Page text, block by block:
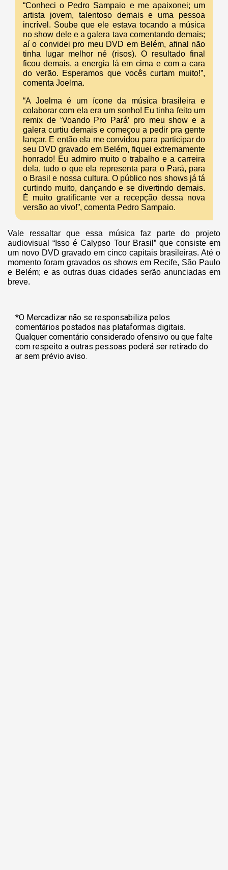
“Conheci o Pedro Sampaio e me apaixonei; um
artista jovem, talentoso demais e uma pessoa
incrível. Soube que ele estava tocando a música
no show dele e a galera tava comentando demais;
aí o convidei pro meu DVD em Belém, afinal não
tinha lugar melhor né (risos). O resultado final
ficou demais, a energia lá em cima e com a cara
do verão. Esperamos que vocês curtam muito!”,
comenta Joelma.
“A Joelma é um ícone da música brasileira e
colaborar com ela era um sonho! Eu tinha feito um
remix de ‘Voando Pro Pará’ pro meu show e a
galera curtiu demais e começou a pedir pra gente
lançar. E então ela me convidou para participar do
seu DVD gravado em Belém, fiquei extremamente
honrado! Eu admiro muito o trabalho e a carreira
dela, tudo o que ela representa para o Pará, para
o Brasil e nossa cultura. O público nos shows já tá
curtindo muito, dançando e se divertindo demais.
É muito gratificante ver a recepção dessa nova
versão ao vivo!”, comenta Pedro Sampaio.
Vale ressaltar que essa música faz parte do projeto
audiovisual “Isso é Calypso Tour Brasil” que consiste em
um novo DVD gravado em cinco capitais brasileiras. Até o
momento foram gravados os shows em Recife, São Paulo
e Belém; e as outras duas cidades serão anunciadas em
breve.
*O Mercadizar não se responsabiliza pelos
comentários postados nas plataformas digitais.
Qualquer comentário considerado ofensivo ou que falte
com respeito a outras pessoas poderá ser retirado do
ar sem prévio aviso.